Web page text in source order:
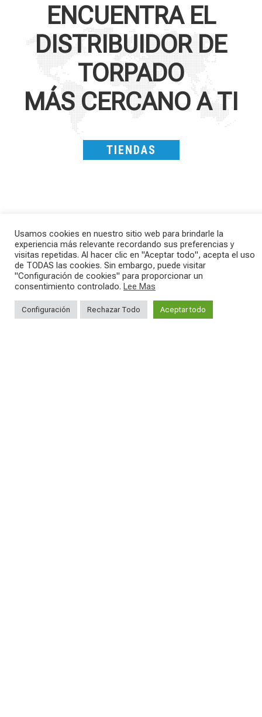
ENCUENTRA EL
DISTRIBUIDOR DE
TORPADO
MÁS CERCANO A TI
TIENDAS
Kepler R è la gravel pensata per affrontare
lunghe ...
26 0
Parte dalla strada, continua sulla ghiaia,
non...
23
Usamos cookies en nuestro sitio web para brindarle la
experiencia más relevante recordando sus preferencias y
visitas repetidas. Al hacer clic en "Aceptar todo", acepta el uso
de TODAS las cookies. Sin embargo, puede visitar
"Configuración de cookies" para proporcionar un
consentimiento controlado. Lee Mas
Configuración Rechazar Todo Aceptar todo